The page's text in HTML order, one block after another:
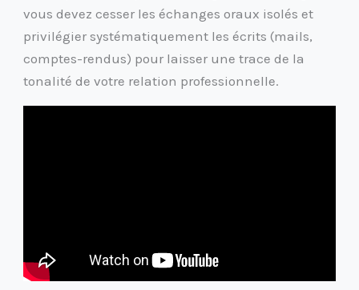
vous devez cesser les échanges oraux isolés et
privilégier systématiquement les écrits (mails,
comptes-rendus) pour laisser une trace de la
tonalité de votre relation professionnelle.